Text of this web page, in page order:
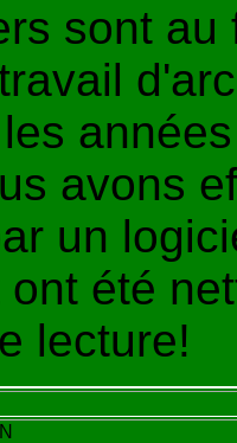
sont
avons
un
été
lecture!